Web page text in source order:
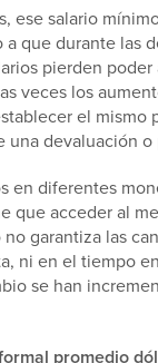
ese salario
que durante las
pierden
veces los
el mismo
una devaluación
en diferentes
que acceder al
garantiza las
ni en el tiempo
se han
promedio